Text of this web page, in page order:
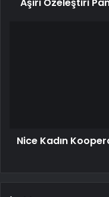
Aşırı Özeleştiri
Nice Kadın